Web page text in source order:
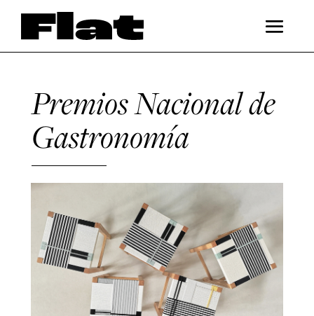
Premios Nacional de
Gastronomía